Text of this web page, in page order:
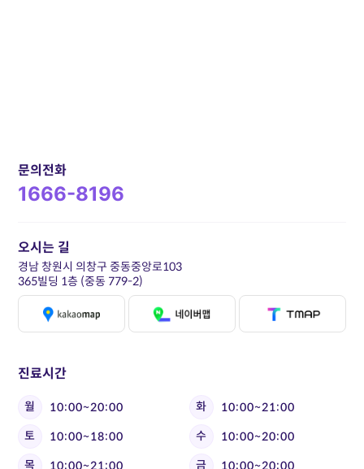
문의전화
1666-8196
진료시간
월 10:00~20:00 화
10:00~21:00
토
10:00~18:00 수
10:00~20:00
목
10:00~21:00 금 10:00~20:00
오시는 길
경남 창원시 의창구 중동중앙로103
365빌딩 1층 (중동 779-2)